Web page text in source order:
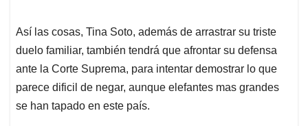
Así las cosas, Tina Soto, además de arrastrar su triste
duelo familiar, también tendrá que afrontar su defensa
ante la Corte Suprema, para intentar demostrar lo que
parece dificil de negar, aunque elefantes mas grandes
se han tapado en este país.